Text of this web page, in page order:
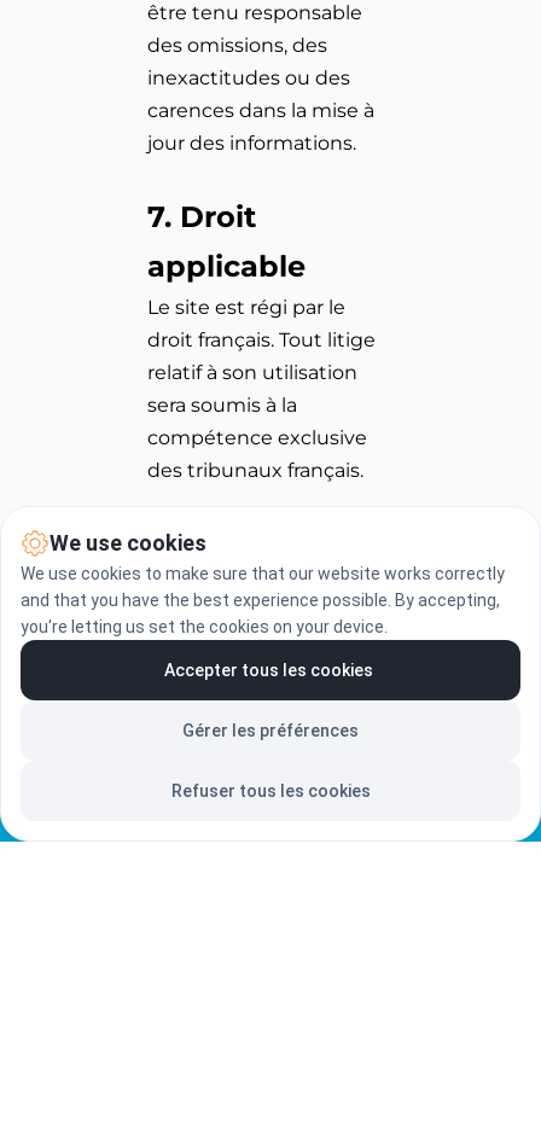
être tenu responsable
des omissions, des
inexactitudes ou des
carences dans la mise à
jour des informations.
7. Droit
applicable
Le site est régi par le
droit français. Tout litige
relatif à son utilisation
sera soumis à la
compétence exclusive
des tribunaux français.
We use cookies
We use cookies to make sure that our website works correctly
and that you have the best experience possible. By accepting,
you're letting us set the cookies on your device.
Refuser tous les cookies
Gérer les préférences
Accepter tous les cookies